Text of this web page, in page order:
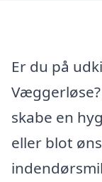
Er du på
skabe en
eller blot